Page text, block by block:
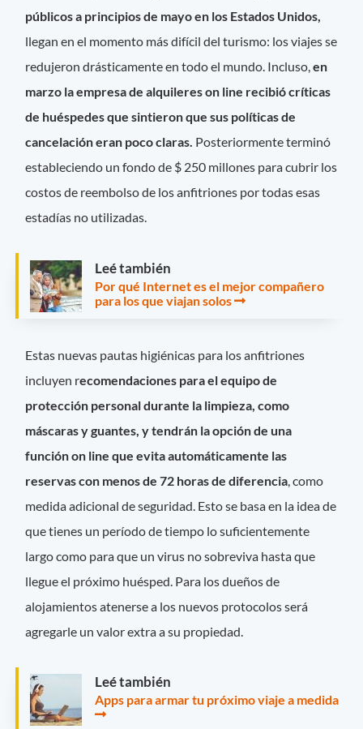
públicos a principios de mayo en los Estados Unidos,
llegan en el momento más difícil del turismo: los viajes se
redujeron drásticamente en todo el mundo. Incluso,en
marzo la empresa de alquileres on line recibió críticas
de huéspedes que sintieron que sus políticas de
cancelación eran poco claras. Posteriormente terminó
estableciendo un fondo de $ 250 millones para cubrir los
costos de reembolso de los anfitriones por todas esas
estadías no utilizadas.
Leé también
Por qué Internet es el mejor compañero
para los que viajan solos
Estas nuevas pautas higiénicas para los anfitriones
incluyen recomendaciones para el equipo de
protección personal durante la limpieza, como
máscaras y guantes, y tendrán la opción de una
función on line que evita automáticamente las
reservas con menos de 72 horas de diferencia , como
medida adicional de seguridad. Esto se basa en la idea de
que tienes un período de tiempo lo suficientemente
largo como para que un virus no sobreviva hasta que
llegue el próximo huésped. Para los dueños de
alojamientos atenerse a los nuevos protocolos será
agregarle un valor extra a su propiedad.
Leé también
Apps para armar tu próximo viaje a medida